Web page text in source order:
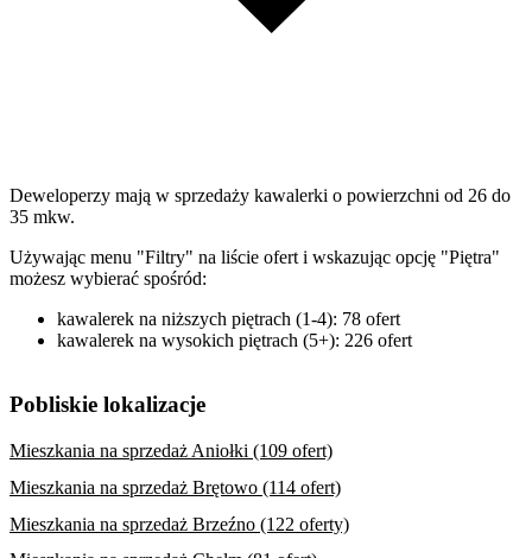
Deweloperzy mają w sprzedaży kawalerki o powierzchni od 26 do
35 mkw.
Używając menu "Filtry" na liście ofert i wskazując opcję "Piętra"
możesz wybierać spośród:
kawalerek na niższych piętrach (1-4): 78 ofert
kawalerek na wysokich piętrach (5+): 226 ofert
Pobliskie lokalizacje
Mieszkania na sprzedaż Aniołki (109 ofert)
Mieszkania na sprzedaż Brętowo (114 ofert)
Mieszkania na sprzedaż Brzeźno (122 oferty)